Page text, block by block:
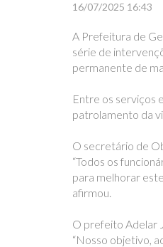
16/07/2025 16:43
A Prefeitura de
série de
permanente de
Entre os serviços
patrolamento da
O secretário de
“Todos os
para melhorar
afirmou.
O prefeito Adelar
“Nosso objetivo,